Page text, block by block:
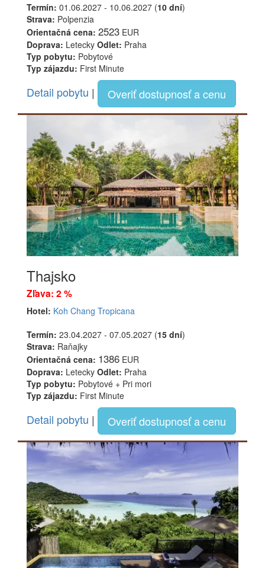
Termín: 01.06.2027 - 10.06.2027 (10 dní)
Strava: Polpenzia
Orientačná cena: 2523 EUR
Doprava: Letecky Odlet: Praha
Typ pobytu: Pobytové
Typ zájazdu: First Minute
Detail pobytu | Overiť dostupnosť a cenu
Thajsko
Zľava: 2 %
Hotel: Koh Chang Tropicana
Termín: 23.04.2027 - 07.05.2027 (15 dní)
Strava: Raňajky
Orientačná cena: 1386 EUR
Doprava: Letecky Odlet: Praha
Typ pobytu: Pobytové + Pri mori
Typ zájazdu: First Minute
Detail pobytu | Overiť dostupnosť a cenu